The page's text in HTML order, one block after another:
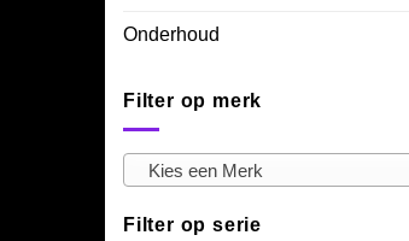
Onderhoud
Filter op merk
Kies een Merk
Filter op serie